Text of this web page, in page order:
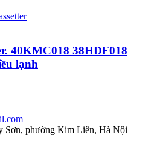
40KMC018 38HDF018
lạnh
Sơn, phường Kim Liên, Hà Nội